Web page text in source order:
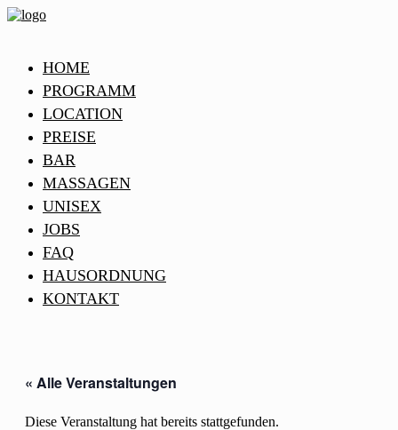
HOME
PROGRAMM
LOCATION
PREISE
BAR
MASSAGEN
UNISEX
JOBS
FAQ
HAUSORDNUNG
KONTAKT
« Alle Veranstaltungen
Diese Veranstaltung hat bereits stattgefunden.